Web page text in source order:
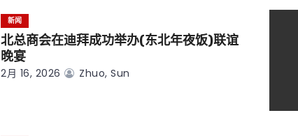
新闻
北总商会在迪拜成功举办(东北年夜饭)联谊
晚宴
2月 16, 2026 Zhuo, Sun